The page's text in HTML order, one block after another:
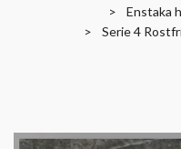
Enstaka
Serie 4